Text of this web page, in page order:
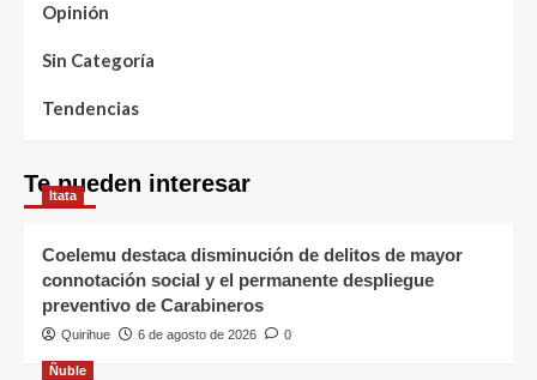
Opinión
Sin Categoría
Tendencias
Te pueden interesar
Itata
Coelemu destaca disminución de delitos de mayor
connotación social y el permanente despliegue
preventivo de Carabineros
Quirihue 6 de agosto de 2026 0
Ñuble